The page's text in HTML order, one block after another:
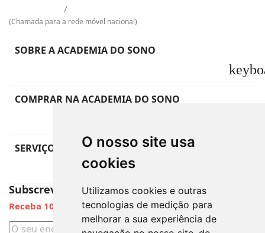
O nosso site usa
cookies
Utilizamos cookies e outras
tecnologias de medição para
melhorar a sua experiência de
/
(Chamada para a rede móvel nacional)
SOBRE A ACADEMIA DO SONO
COMPRAR NA ACADEMIA DO SONO
SERVIÇO DE APOIO AO CLIENTE
Subscreva a Newsletter
Receba 10% de Desconto